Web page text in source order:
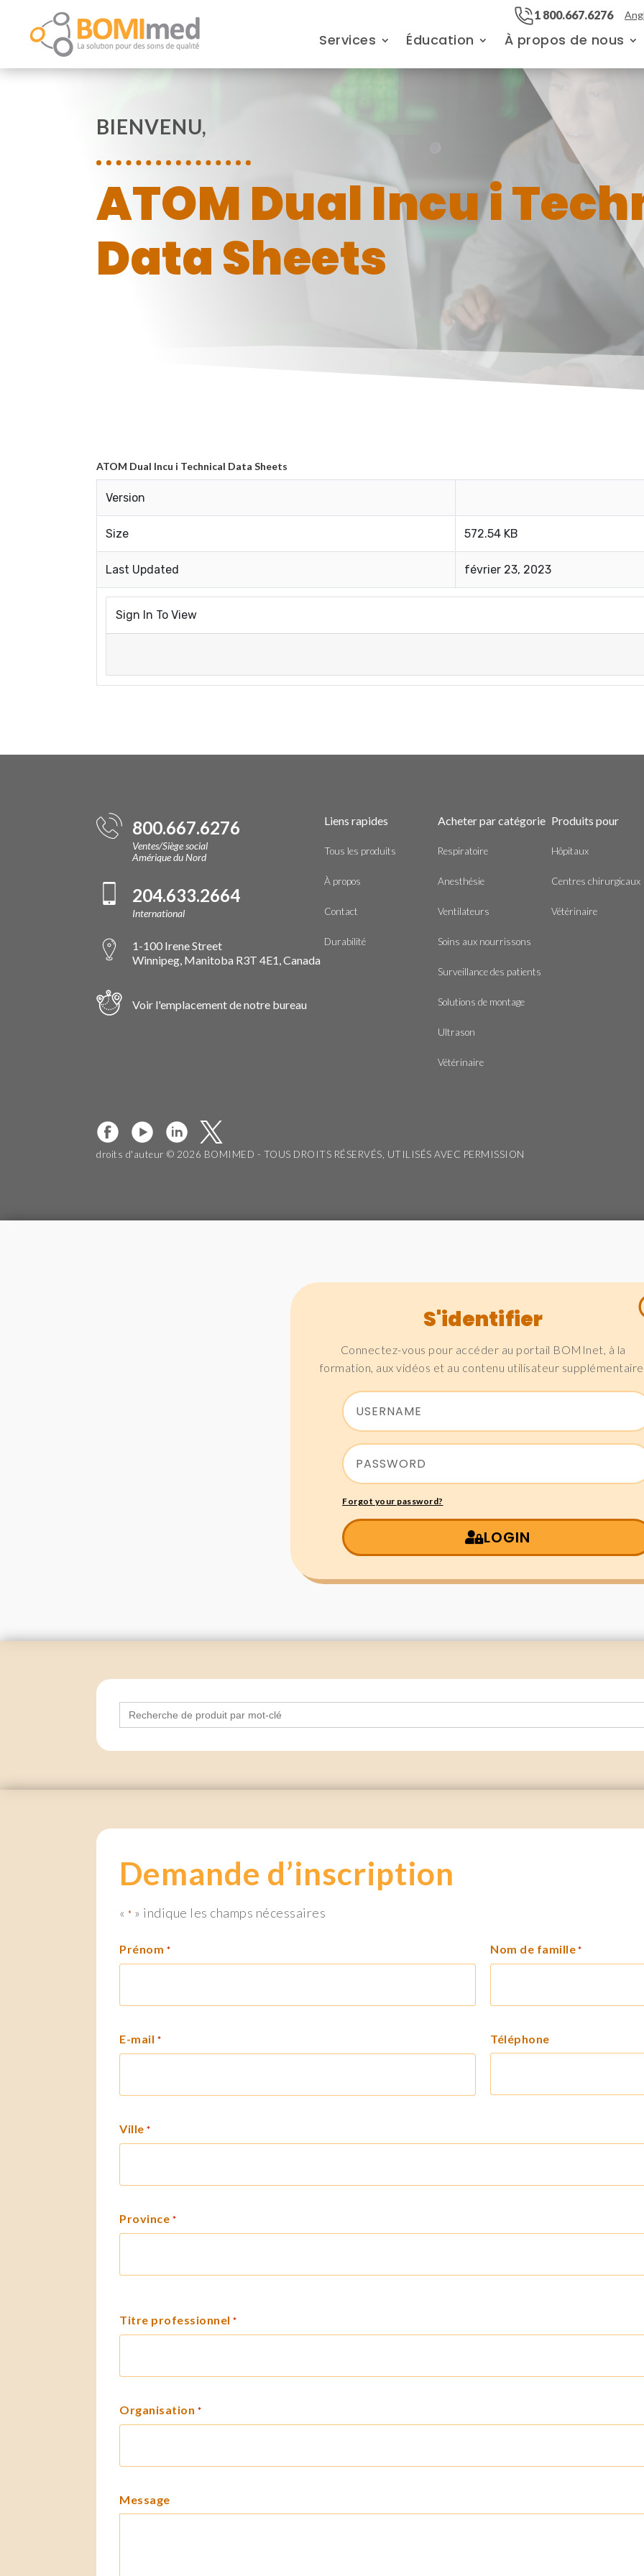
1 800.667.6276
Services Éducation À propos de nous
BIENVENU,
ATOM Dual Incu i
Data Sheets
ATOM Dual Incu i Technical Data Sheets
Version
Size 572.54 KB
Last Updated février 23, 2023
Sign In To View
800.667.6276
Ventes/Siège social
Amérique du Nord
204.633.2664
International
1-100 Irene Street
Winnipeg, Manitoba R3T 4E1, Canada
Voir l'emplacement de notre bureau
Liens rapides
Tous les produits
À propos
Contact
Durabilité
Acheter par catégorie
Respiratoire
Anesthésie
Ventilateurs
Soins aux nourrissons
Surveillance des patients
Solutions de montage
Ultrason
Vétérinaire
Produits pour
Hôpitaux
Centres chirurgicaux
Vétérinaire
droits d'auteur © 2026 BOMIMED - TOUS DROITS RÉSERVÉS, UTILISÉS AVEC PERMISSION
S'identifier
Connectez-vous pour accéder au portail BOMInet, à la
formation, aux vidéos et au contenu utilisateur
Forgot your password?
LOGIN
Search
for:
Demande d’inscription
«* » indique les champs nécessaires
Prénom * Nom de famille *
E-mail * Téléphone
Ville *
Province *
Titre professionnel *
Organisation *
Message